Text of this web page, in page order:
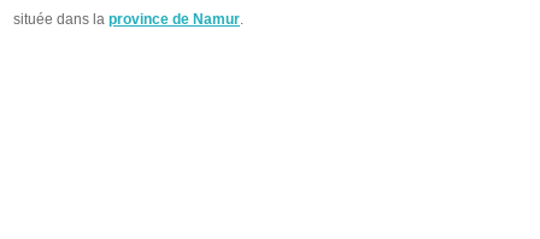
située dans la province de Namur.